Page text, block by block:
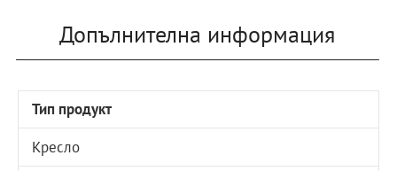
Допълнителна информация
Тип продукт
Кресло